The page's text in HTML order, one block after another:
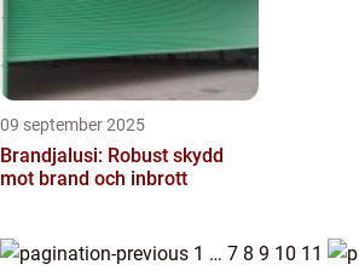
09 september 2025
Brandjalusi: Robust skydd
mot brand och inbrott
1 … 7 8 9 10 11